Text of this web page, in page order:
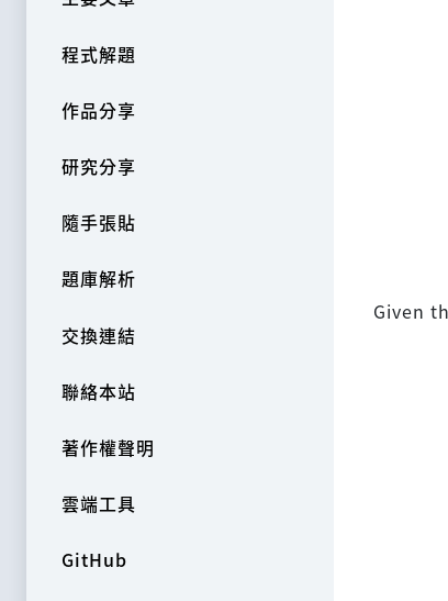
程式解題
作品分享
研究分享
隨手張貼
題庫解析
交換連結
聯絡本站
著作權聲明
雲端工具
GitHub
Given